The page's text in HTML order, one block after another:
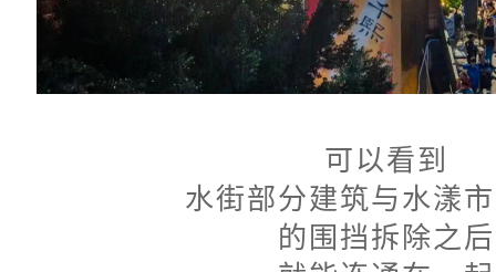
可以看到
水街部分建筑与水漾
的围挡拆除之后